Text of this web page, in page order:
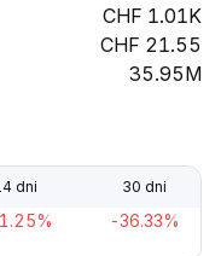
1.01K
21.55
35.95M
dni 30 dni
-36.33%